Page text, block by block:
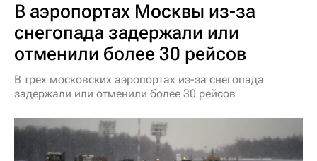
В аэропортах Москвы из-за
снегопада задержали или
отменили более 30 рейсов
В трех московских аэропортах из-за снегопада
задержали или отменили более 30 рейсов